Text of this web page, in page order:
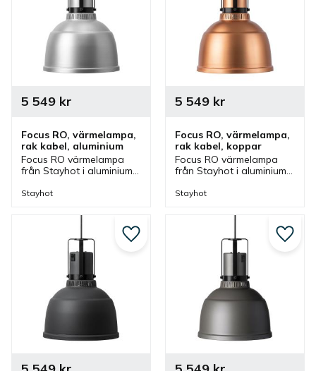
Focus RO, värmelampa,
rak kabel, aluminium
Focus RO värmelampa
från Stayhot i aluminium
Värmelampa med fast
i olika färger.
5 549kr
Stayhot
Focus RO, värmelampa,
rak kabel, koppar
Focus RO värmelampa
från Stayhot i aluminium
Värmelampa med fast
i olika färger.
5 549kr
Stayhot
Lägg till i favoriter Lägg